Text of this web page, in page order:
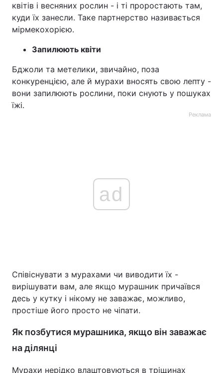
квітів і весняних рослин - і ті проростають там,
куди їх занесли. Таке партнерство називається
мірмекохорією.
Запилюють квіти
Бджоли та метелики, звичайно, поза
конкуренцією, але й мурахи вносять свою лепту -
вони запилюють рослини, поки снують у пошуках
їжі.
Реклама
ad
Співіснувати з мурахами чи виводити їх -
вирішувати вам, але якщо мурашник причаївся
десь у кутку і нікому не заважає, можливо,
простіше його просто не чіпати.
Як позбутися мурашника, якщо він заважає
на ділянці
Мурахи нерідко влаштовуються в тріщинах